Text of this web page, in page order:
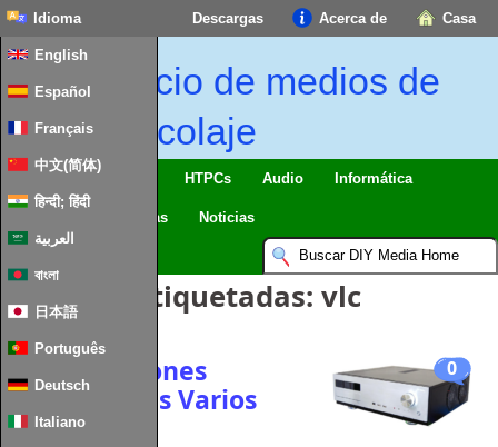
Casa
Acerca de
Descargas
Idioma
English
Español
Français
中文(简体)
हिन्दी; हिंदी
العربية
বাংলা
日本語
Português
Deutsch
Italiano
Inicio de medios de
bricolaje
Casa inteligente & IO HTPCs Audio Informática
Guías Noticias
Entradas etiquetadas: vlc
0
Actualizaciones
relacionadas Varios
HTPC